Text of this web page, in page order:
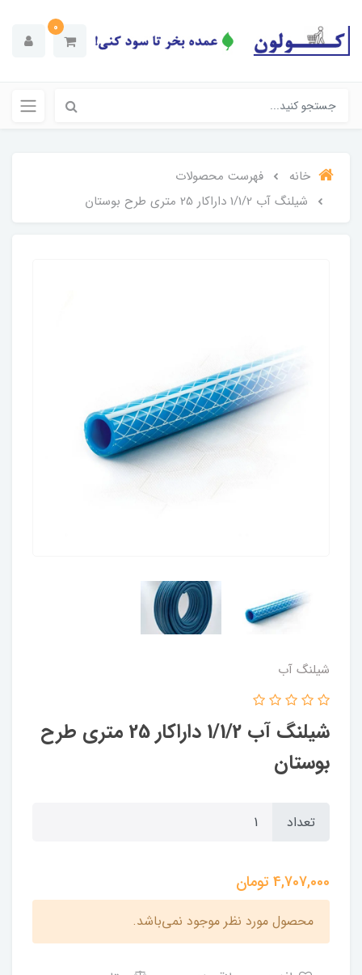
0
خانه
فهرست محصولات
شیلنگ آب 1/1/2 داراکار 25 متری طرح بوستان
شیلنگ آب
شیلنگ آب 1/1/2 داراکار 25 متری طرح
بوستان
تعداد
4,707,000تومان
محصول مورد نظر موجود نمی‌باشد.